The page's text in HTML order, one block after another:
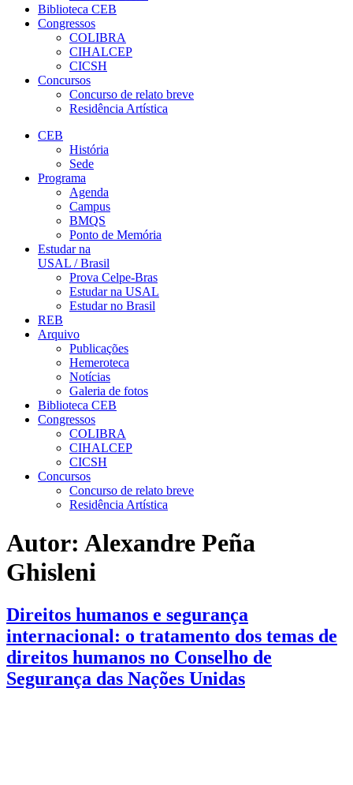
Biblioteca CEB
Congressos
COLIBRA
CIHALCEP
CICSH
Concursos
Concurso de relato breve
Residência Artística
CEB
História
Sede
Programa
Agenda
Campus
BMQS
Ponto de Memória
Estudar na
USAL / Brasil
Prova Celpe-Bras
Estudar na USAL
Estudar no Brasil
REB
Arquivo
Publicações
Hemeroteca
Notícias
Galeria de fotos
Biblioteca CEB
Congressos
COLIBRA
CIHALCEP
CICSH
Concursos
Concurso de relato breve
Residência Artística
Autor: Alexandre Peña
Ghisleni
Direitos humanos e segurança
internacional: o tratamento dos temas de
direitos humanos no Conselho de
Segurança das Nações Unidas